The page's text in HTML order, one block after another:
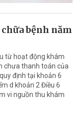
bệnh năm
từ hoạt động khám
chưa thanh toán của
định tại khoản 6
d khoản 2 Điều 6
vi nguồn thu khám